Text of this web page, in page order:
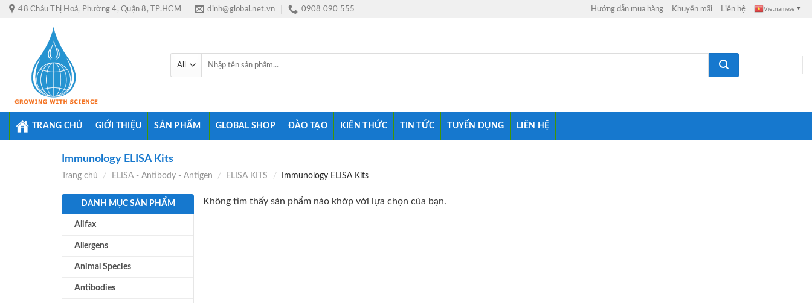
Skip 48 Châu Thị Hoá, Phường 4, Quận 8, TP.HCM dinh@global.net.vn 0908 090 555 Hướng dẫn mua hàng Khuyến mãi Liên hệ Vietnamese ▼
kiếm:
TRANG CHỦ GIỚI THIỆU SẢN PHẨM GLOBAL SHOP ĐÀO TẠO KIẾN THỨC TIN TỨC TUYỂN DỤNG LIÊN HỆ
Immunology ELISA Kits
Trang chủ / ELISA - Antibody - Antigen / ELISA KITS / Immunology ELISA Kits
DANH MỤC SẢN PHẨM
Alifax
Allergens
Animal Species
Antibodies
Không tìm thấy sản phẩm nào khớp với lựa chọn của bạn.